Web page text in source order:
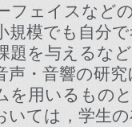
フェイスなど
規模でも自分
題を与えるな
声・音響の研
を用いるもの
いては，学生